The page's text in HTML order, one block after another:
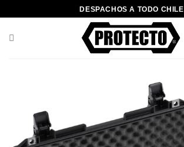
al
contenido
DESPACHOS A TODO CHILE